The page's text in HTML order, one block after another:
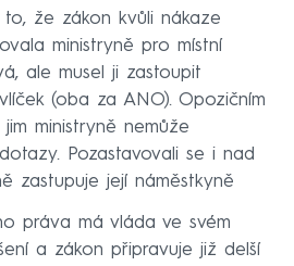
to, že zákon kvůli nákaze
ministryně pro místní
ale musel ji zastoupit
(oba za ANO). Opozičním
ministryně nemůže
Pozastavovali se i nad
zastupuje její náměstkyně
práva má vláda ve svém
a zákon připravuje již delší